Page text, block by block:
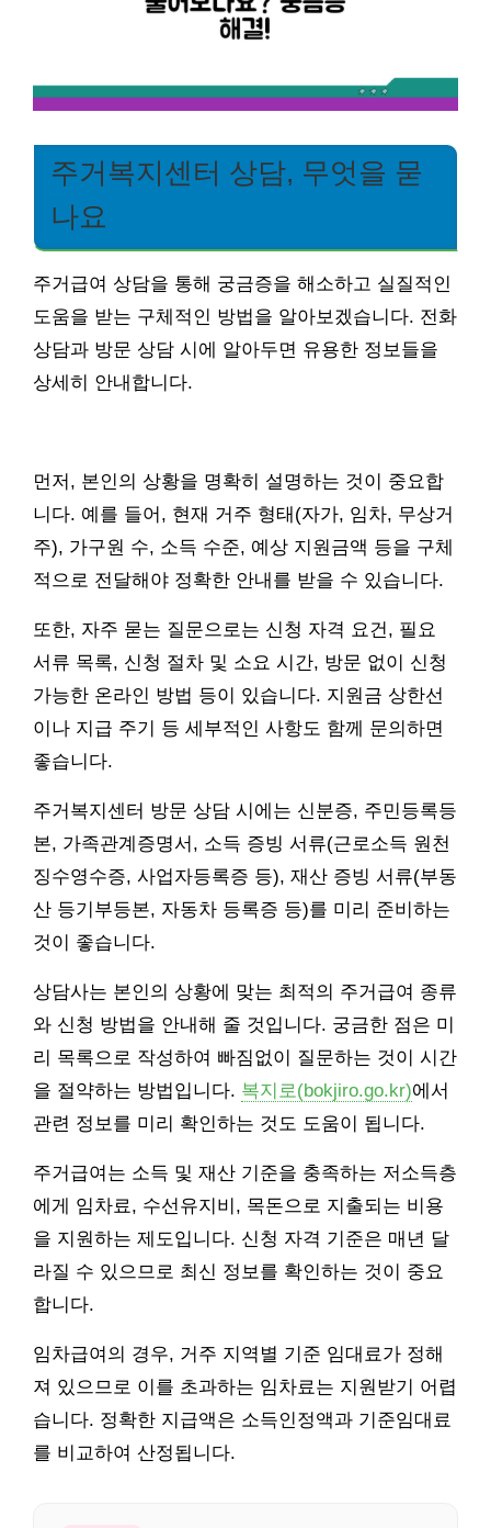
주거복지센터 상담, 무엇을 묻
나요
주거급여 상담을 통해 궁금증을 해소하고 실질적인
도움을 받는 구체적인 방법을 알아보겠습니다. 전화
상담과 방문 상담 시에 알아두면 유용한 정보들을
상세히 안내합니다.
먼저, 본인의 상황을 명확히 설명하는 것이 중요합
니다. 예를 들어, 현재 거주 형태(자가, 임차, 무상거
주), 가구원 수, 소득 수준, 예상 지원금액 등을 구체
적으로 전달해야 정확한 안내를 받을 수 있습니다.
또한, 자주 묻는 질문으로는 신청 자격 요건, 필요
서류 목록, 신청 절차 및 소요 시간, 방문 없이 신청
가능한 온라인 방법 등이 있습니다. 지원금 상한선
이나 지급 주기 등 세부적인 사항도 함께 문의하면
좋습니다.
주거복지센터 방문 상담 시에는 신분증, 주민등록등
본, 가족관계증명서, 소득 증빙 서류(근로소득 원천
징수영수증, 사업자등록증 등), 재산 증빙 서류(부동
산 등기부등본, 자동차 등록증 등)를 미리 준비하는
것이 좋습니다.
상담사는 본인의 상황에 맞는 최적의 주거급여 종류
와 신청 방법을 안내해 줄 것입니다. 궁금한 점은 미
리 목록으로 작성하여 빠짐없이 질문하는 것이 시간
을 절약하는 방법입니다. 복지로(bokjiro.go.kr)에서
관련 정보를 미리 확인하는 것도 도움이 됩니다.
주거급여는 소득 및 재산 기준을 충족하는 저소득층
에게 임차료, 수선유지비, 목돈으로 지출되는 비용
을 지원하는 제도입니다. 신청 자격 기준은 매년 달
라질 수 있으므로 최신 정보를 확인하는 것이 중요
합니다.
임차급여의 경우, 거주 지역별 기준 임대료가 정해
져 있으므로 이를 초과하는 임차료는 지원받기 어렵
습니다. 정확한 지급액은 소득인정액과 기준임대료
를 비교하여 산정됩니다.